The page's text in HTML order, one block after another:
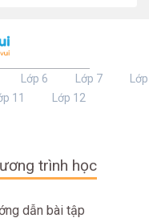
Lớp 6 Lớp 7
Lớp
11 Lớp 12
trình học
dẫn bài tập